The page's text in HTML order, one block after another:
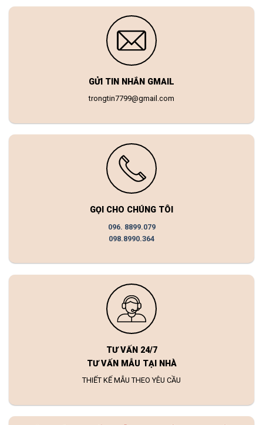
GỬI TIN NHẮN GMAIL
trongtin7799@gmail.com
GỌI CHO CHÚNG TÔI
096. 8899.079
098.8990.364
TƯ VẤN 24/7
TƯ VẤN MẪU TẠI NHÀ
THIẾT KẾ MẪU THEO YÊU CẦU